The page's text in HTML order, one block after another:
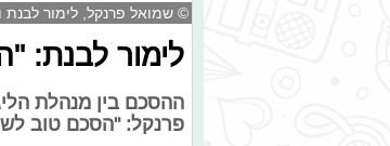
© שמואל פרנקל, לימור לבנת
לימור לבנת:
ההסכם בין מנהלת
פרנקל: "הסכם טוב